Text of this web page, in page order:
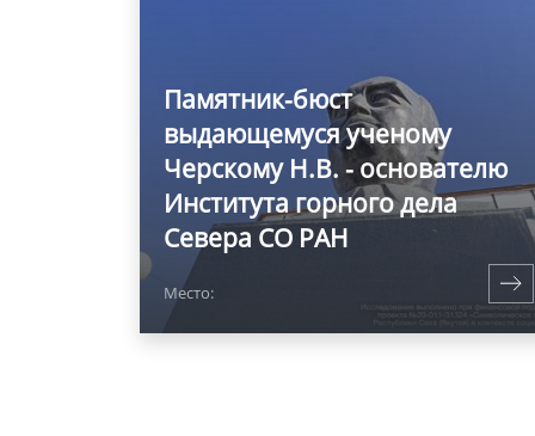
Памятник-бюст
выдающемуся ученому
Черскому Н.В. - основателю
Института горного дела
Севера СО РАН
Место: